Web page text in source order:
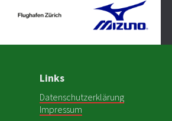
Links
Datenschutzerklärung
Impressum